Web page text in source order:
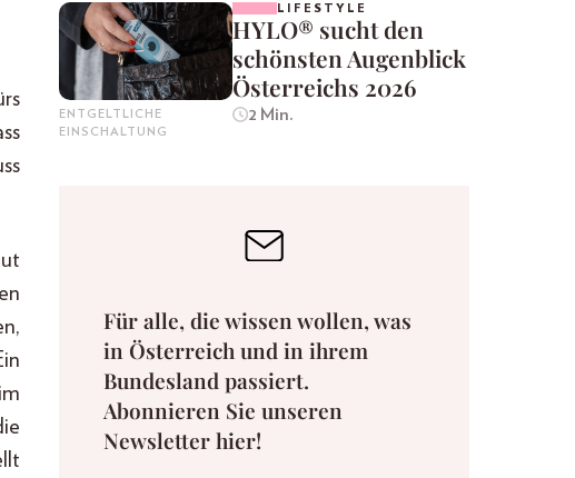
ENTGELTLICHE
EINSCHALTUNG
LIFESTYLE
HYLO® sucht den
schönsten Augenblick
Österreichs 2026
2 Min.
Für alle, die wissen wollen, was
in Österreich und in ihrem
Bundesland passiert.
Abonnieren Sie unseren
Newsletter hier!